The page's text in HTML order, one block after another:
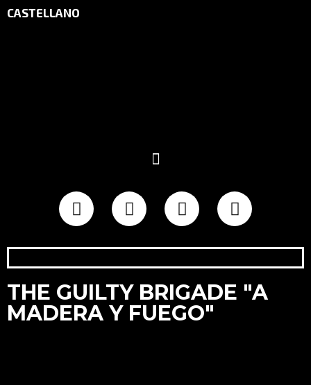
CASTELLANO
THE GUILTY BRIGADE "A
MADERA Y FUEGO"